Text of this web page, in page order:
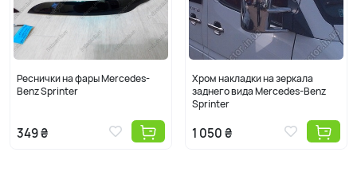
Реснички на фары Mercedes-
Benz Sprinter
349 ₴
Хром накладки на зеркала
заднего вида Mercedes-Benz
Sprinter
1 050 ₴